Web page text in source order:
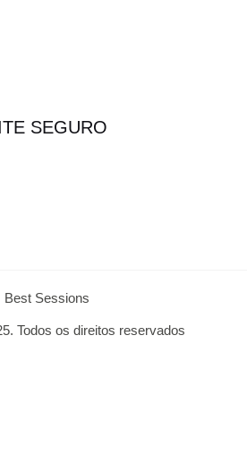
SEGURO
Best Sessions
Todos os direitos reservados